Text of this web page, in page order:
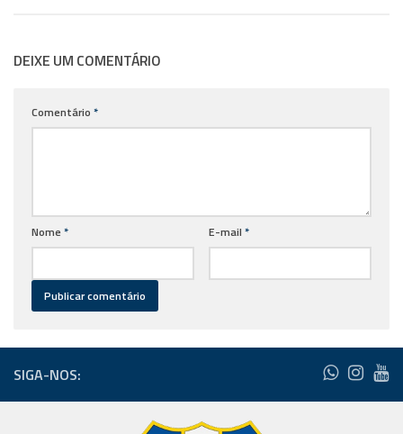
DEIXE UM COMENTÁRIO
Comentário *
Nome * E-mail *
SIGA-NOS: